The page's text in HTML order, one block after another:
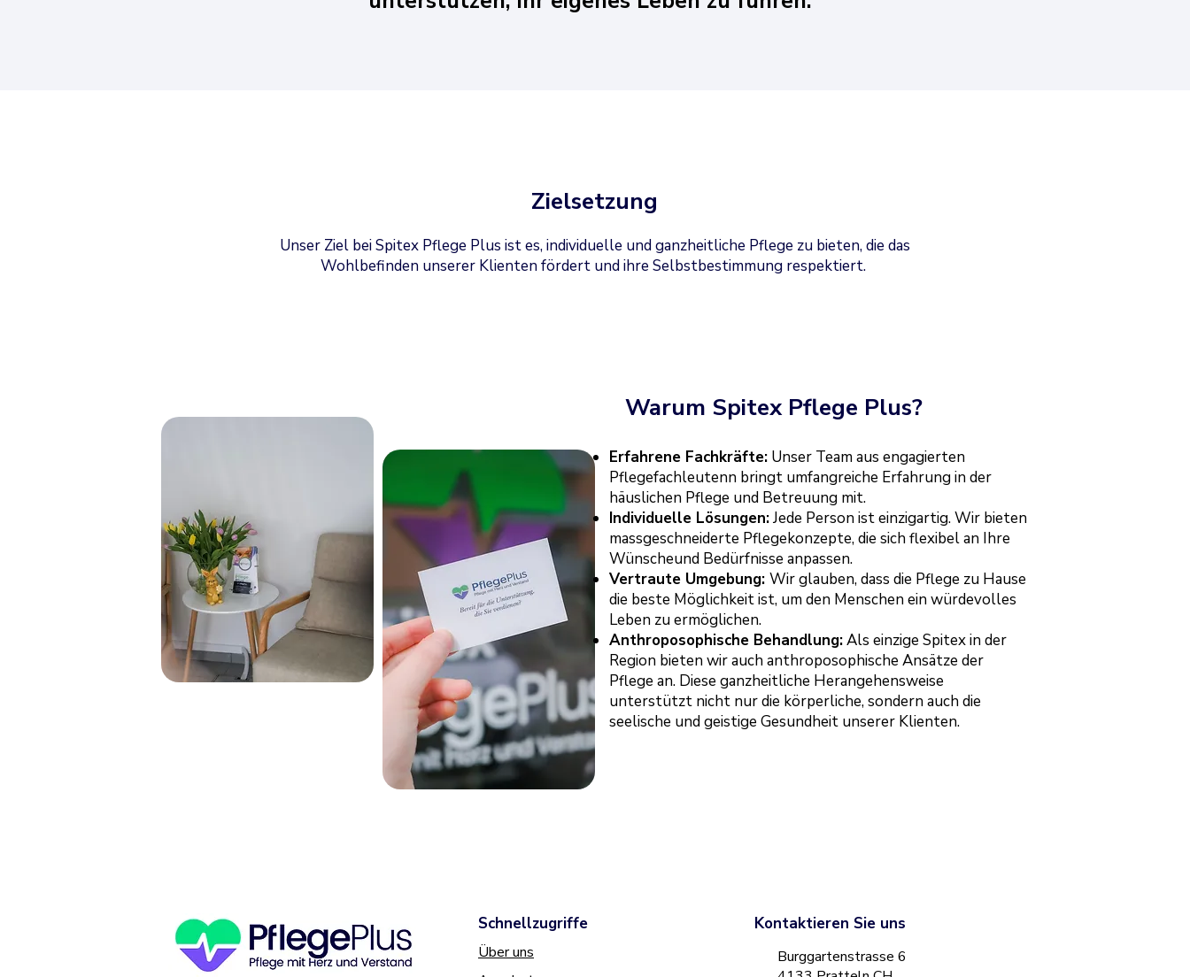
Zielsetzung
Unser Ziel bei Spitex Pflege Plus ist es, individuelle und ganzheitliche Pflege zu bieten, die das
Wohlbefinden unserer Klienten fördert und ihre Selbstbestimmung respektiert.
Warum Spitex Pflege Plus?
Erfahrene Fachkräfte: Unser Team aus engagierten
Pflegefachleutenn bringt umfangreiche Erfahrung in der
häuslichen Pflege und Betreuung mit.
Individuelle Lösungen:Jede Person ist einzigartig. Wir bieten
massgeschneiderte Pflegekonzepte, die sich flexibel an Ihre
Wünscheund Bedürfnisse anpassen.
Vertraute Umgebung: Wir glauben, dass die Pflege zu Hause
die beste Möglichkeit ist, um den Menschen ein würdevolles
Leben zu ermöglichen.
Anthroposophische Behandlung:Als einzige Spitex in der
Region bieten wir auch anthroposophische Ansätze der
Pflege an. Diese ganzheitliche Herangehensweise
unterstützt nicht nur die körperliche, sondern auch die
seelische und geistige Gesundheit unserer Klienten.
Schnellzugriffe
Über uns
Kontaktieren Sie uns
Burggartenstrasse 6